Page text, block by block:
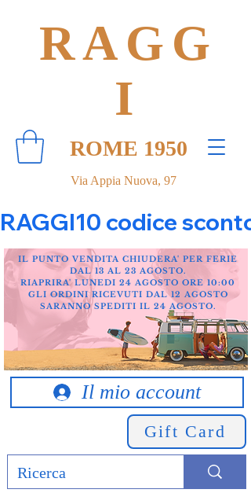
Via Appia Nuova, 97
RAGG
I
ROME 1950
RAGGI10 codice
Il mio account
Gift Card
IL PUNTO VENDITA CHIUDERA' PER FERIE
DAL 13 AL 23 AGOSTO.
RIAPRIRA' LUNEDI 24 AGOSTO ORE 10:00
GLI ORDINI RICEVUTI DAL 12 AGOSTO
SARANNO SPEDITI IL 24 AGOSTO.